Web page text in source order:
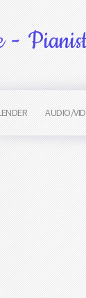
-
AUDIO/